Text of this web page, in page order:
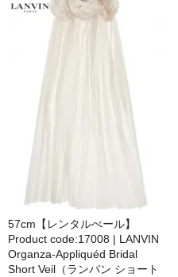
57cm【レンタルべール】
Product code:17008 | LANVIN
Organza-Appliquéd Bridal
Short Veil（ランバン ショート